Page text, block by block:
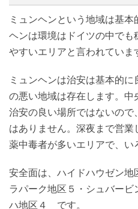
ミュンヘンという地域は基
ヘンは環境はドイツの中で
やすいエリアと言われていま
ミュンヘンは治安は基本的
の悪い地域は存在します。中
治安の良い場所ではないので
はありません。深夜まで営
薬中毒者が多いエリアで、い
安全面は、ハイドハウゼン
ラパーク地区５・シュバー
ハ地区４ です。